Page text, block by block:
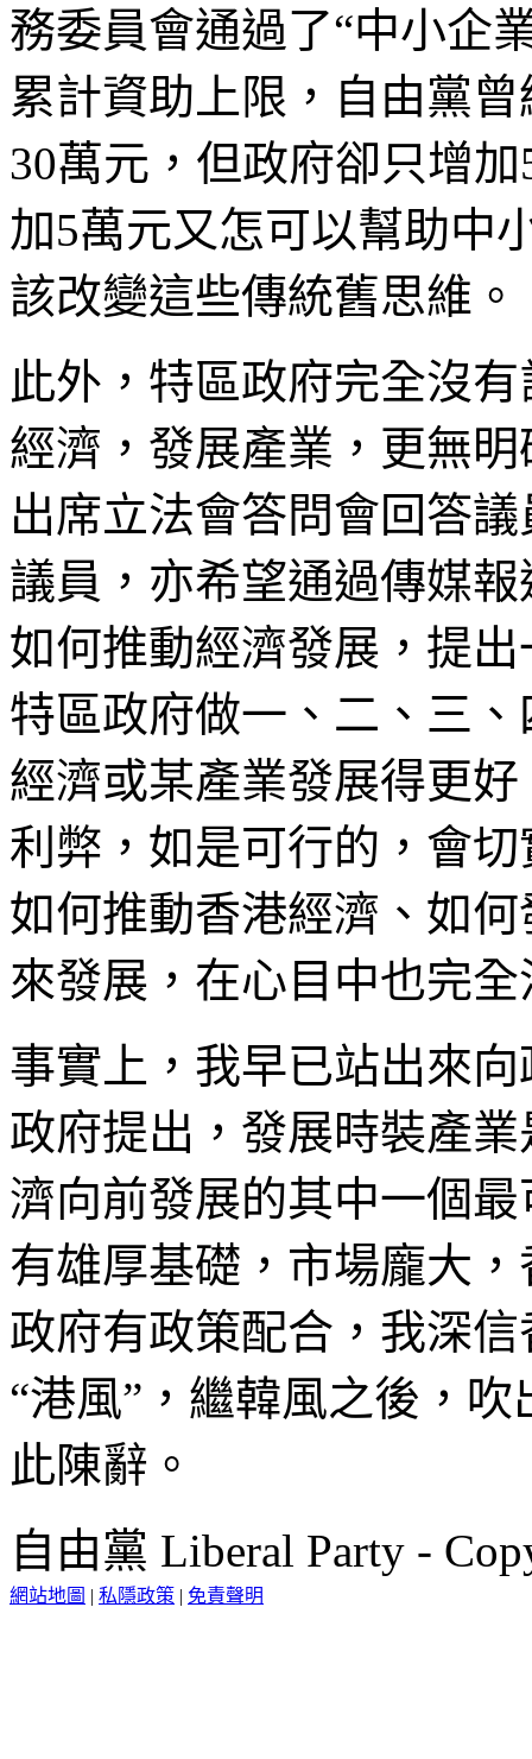
務委員會通過了“中小企
累計資助上限，自由黨
30萬元，但政府卻只增
加5萬元又怎可以幫助中
該改變這些傳統舊思維。
此外，特區政府完全沒
經濟，發展產業，更無
出席立法會答問會回答
議員，亦希望通過傳媒
如何推動經濟發展，提
特區政府做一、二、三
經濟或某產業發展得更
利弊，如是可行的，會
如何推動香港經濟、如
來發展，在心目中也完
事實上，我早已站出來
政府提出，發展時裝產
濟向前發展的其中一個
有雄厚基礎，市場龐大
政府有政策配合，我深
“港風”，繼韓風之後，
此陳辭。
自由黨 Liberal Party -
網站地圖 | 私隱政策 | 免責聲明